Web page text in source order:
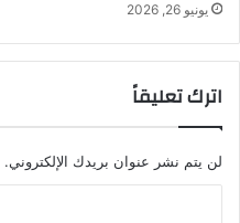
يونيو 26, 2026
اترك تعليقاً
لن يتم نشر عنوان بريدك الإلكتروني.